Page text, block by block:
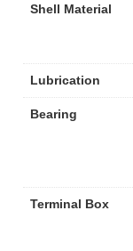
Shell Material
Lubrication
Bearing
Terminal Box